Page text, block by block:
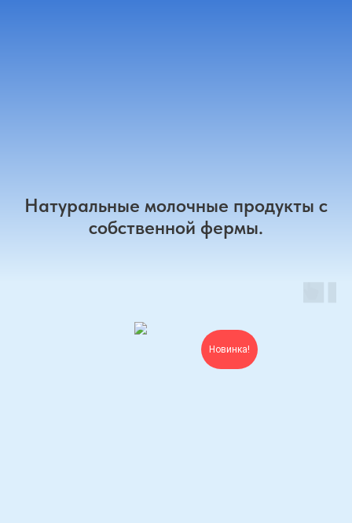
Натуральные молочные продукты с
собственной фермы.
Новинка!